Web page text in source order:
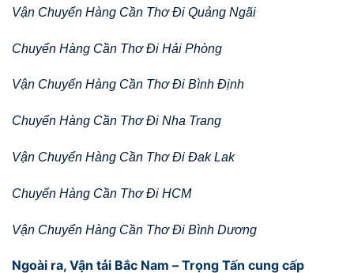
Vận Chuyển Hàng Cần Thơ Đi Quảng Ngãi
Chuyển Hàng Cần Thơ Đi Hải Phòng
Vận Chuyển Hàng Cần Thơ Đi Bình Định
Chuyển Hàng Cần Thơ Đi Nha Trang
Vận Chuyển Hàng Cần Thơ Đi Đak Lak
Chuyển Hàng Cần Thơ Đi HCM
Vận Chuyển Hàng Cần Thơ Đi Bình Dương
Ngoài ra, Vận tải Bắc Nam – Trọng Tấn cung cấp